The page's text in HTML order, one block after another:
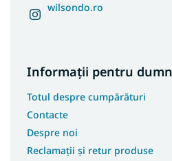
wilsondo.ro
Informații pentru
Totul despre cumpărături
Contacte
Despre noi
Reclamații și retur produse